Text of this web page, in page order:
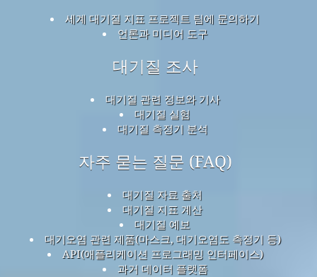
세계 대기질 지표 프로젝트 팀에 문의하기
언론과 미디어 도구
대기질 조사
대기질 관련 정보와 기사
대기질 실험
대기질 측정기 분석
자주 묻는 질문 (FAQ)
대기질 자료 출처
대기질 지표 계산
대기질 예보
대기오염 관련 제품(마스크, 대기오염도 측정기 등)
API(애플리케이션 프로그래밍 인터페이스)
과거 데이터 플랫폼